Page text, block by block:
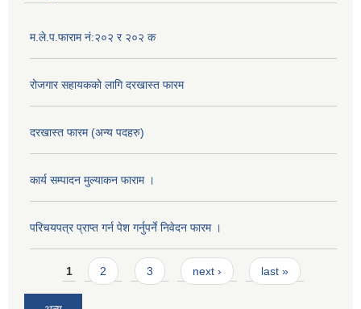
म.ले.प.फाराम नं:२०२ र २०२ क
रोजगार सहायकको लागि दरखास्त फारम
दरखास्त फारम (अन्य पदहरु)
कार्य सम्पादन मुल्याक‌न फाराम ।
परिचयपत्र प्राप्त गर्न पेश गर्नुपर्ने निवेदन फारम ।
Pages
1 2 3 next › last »